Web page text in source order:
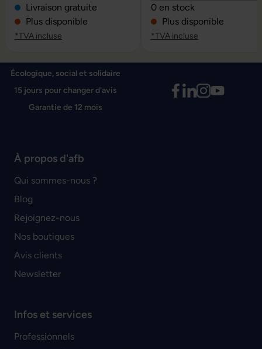
Livraison gratuite
Plus disponible
*TVA incluse
Note moyenne de 0 sur 5
0 en stock
Plus disponible
*TVA incluse
Écologique, social et solidaire
15 jours pour changer d'avis
Garantie de 12 mois
À propos d'afb
Qui sommes-nous ?
Blog
Rejoignez-nous
Nos boutiques
Avis clients
Newsletter
Infos et services
Professionnels